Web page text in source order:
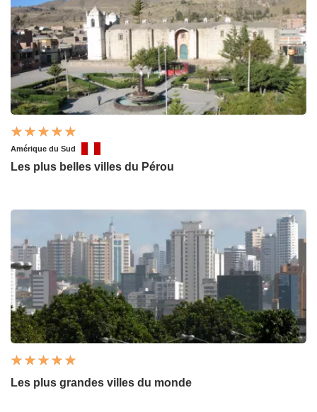
Amérique du Sud
Les plus belles villes du Pérou
Les plus grandes villes du monde